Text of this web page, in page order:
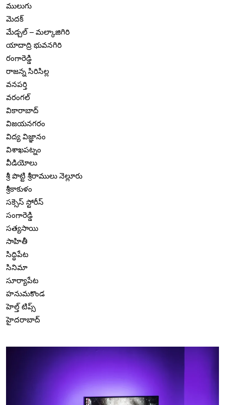
ములుగు
మెదక్
మేడ్చల్ – మల్కాజిగిరి
యాదాద్రి భువనగిరి
రంగారెడ్డి
రాజన్న సిరిసిల్ల
వనపర్తి
వరంగల్
వికారాబాద్
విజయనగరం
విద్య విజ్ఞానం
విశాఖపట్నం
వీడియోలు
శ్రీ పొట్టి శ్రీరాములు నెల్లూరు
శ్రీకాకుళం
సక్సెస్ స్టోరీస్
సంగారెడ్డి
సత్యసాయి
సాహితీ
సిద్ధిపేట
సినిమా
సూర్యాపేట
హనుమకొండ
హెల్త్ టిప్స్
హైదరాబాద్